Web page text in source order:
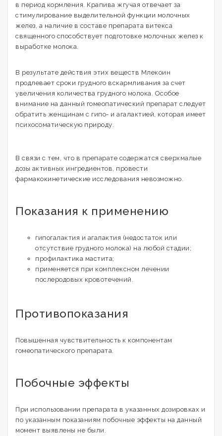
в период кормления. Крапива жгучая отвечает за
стимулирование выделительной функции молочных
желез, а наличие в составе препарата витекса
священного способствует подготовке молочных желез к
выработке молока.
В результате действия этих веществ Млекоин
продлевает сроки грудного вскармливания за счет
увеличения количества грудного молока. Особое
внимание на данный гомеопатический препарат следует
обратить женщинам с гипо- и агалактией, которая имеет
психосоматическую природу.
В связи с тем, что в препарате содержатся сверхмалые
дозы активных ингредиентов, провести
фармакокинетические исследования невозможно.
Показания к применению
гипогалактия и агалактия (недостаток или
отсутствие грудного молока) на любой стадии;
профилактика мастита;
применяется при комплексном лечении
послеродовых кровотечений.
Противопоказания
Повышенная чувствительность к компонентам
гомеопатического препарата.
Побочные эффекты
При использовании препарата в указанных дозировках и
по указанным показаниям побочные эффекты на данный
момент выявлены не были.